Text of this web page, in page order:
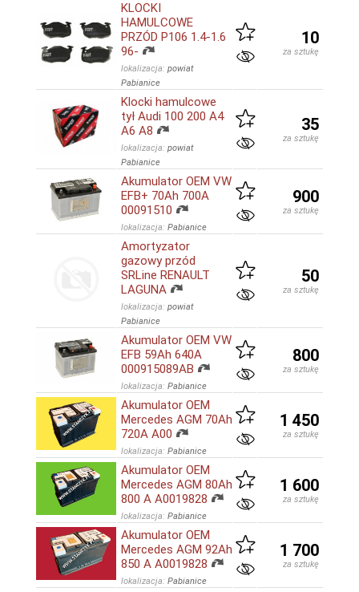
KLOCKI
HAMULCOWE
PRZÓD P106 1.4-1.6
96-
lokalizacja: powiat
Pabianice
10
za sztukę
Klocki hamulcowe
tył Audi 100 200 A4
A6 A8
lokalizacja: powiat
Pabianice
35
za sztukę
Akumulator OEM VW
EFB+ 70Ah 700A
00091510
lokalizacja: Pabianice
900
za sztukę
Amortyzator
gazowy przód
SRLine RENAULT
LAGUNA
lokalizacja: powiat
Pabianice
50
za sztukę
Akumulator OEM VW
EFB 59Ah 640A
000915089AB
lokalizacja: Pabianice
800
za sztukę
Akumulator OEM
Mercedes AGM 70Ah
720A A00
lokalizacja: Pabianice
1 450
za sztukę
Akumulator OEM
Mercedes AGM 80Ah
800 A A0019828
lokalizacja: Pabianice
1 600
za sztukę
Akumulator OEM
Mercedes AGM 92Ah
850 A A0019828
lokalizacja: Pabianice
1 700
za sztukę